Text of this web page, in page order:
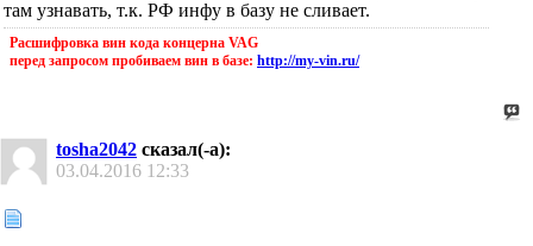
там узнавать, т.к. РФ инфу в базу не сливает.
Расшифровка вин кода концерна VAG
перед запросом пробиваем вин в базе: http://my-vin.ru/
tosha2042 сказал(-а):
03.04.2016 12:33